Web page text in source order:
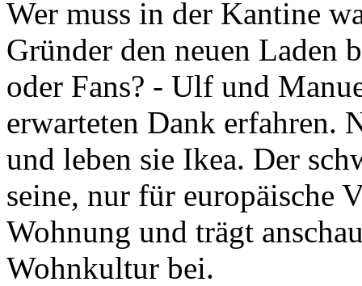
Wer muss in der Kantine
Gründer den neuen Laden
oder Fans? - Ulf und
erwarteten Dank erfahren.
und leben sie Ikea. Der
seine, nur für europäische
Wohnung und trägt
Wohnkultur bei.